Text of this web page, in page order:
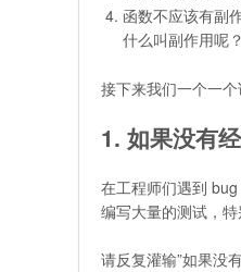
函数不应该有副
什么叫副作用呢
接下来我们一个一个
1. 如果没有
在工程师们遇到 bug
编写大量的测试，
请反复灌输”如果没